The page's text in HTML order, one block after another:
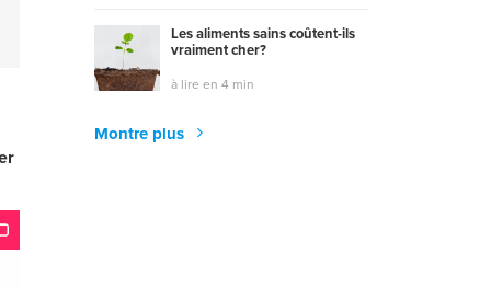
Les aliments sains coûtent-ils
vraiment cher?
à lire en 4 min
Montre plus